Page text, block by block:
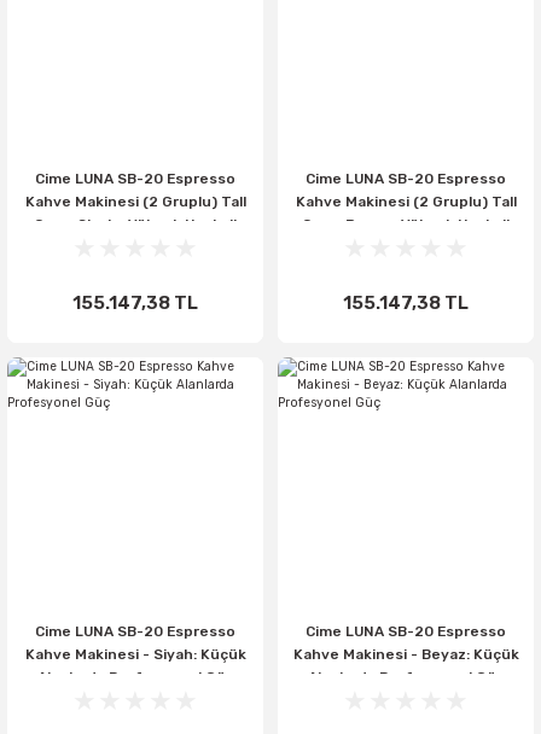
Cime LUNA SB-20 Espresso
Kahve Makinesi (2 Gruplu) Tall
Cup - Siyah : Yüksek Hacimli
155.147,38 TL
Cime LUNA SB-20 Espresso
Kahve Makinesi (2 Gruplu) Tall
Cup - Beyaz : Yüksek Hacimli
155.147,38 TL
Cime LUNA SB-20 Espresso
Kahve Makinesi - Siyah: Küçük
Alanlarda Profesyonel Güç
Cime LUNA SB-20 Espresso
Kahve Makinesi - Beyaz: Küçük
Alanlarda Profesyonel Güç